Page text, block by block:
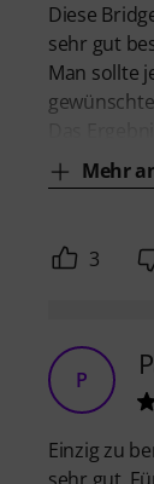
Diese
sehr gut
Man sollte
Mehr
3
P
Einzig zu